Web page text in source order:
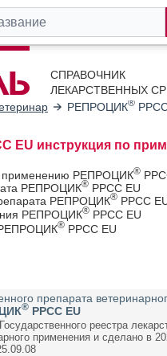
СПРАВОЧНИК
ЛЕКАРСТВЕННЫХ
РЕПРОЦИК®
EU инструкция по
применению РЕПРОЦИК®
РЕПРОЦИК® PPCC EU
РЕПРОЦИК® PPCC
РЕПРОЦИК® PPCC EU
РЕПРОЦИК® PPCC EU
препарата
® PPCC EU
реестра
применения и сделано в